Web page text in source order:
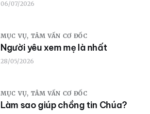
06/07/2026
MỤC VỤ, TÂM VẤN CƠ ĐỐC
Người yêu xem mẹ là nhất
28/05/2026
MỤC VỤ, TÂM VẤN CƠ ĐỐC
Làm sao giúp chồng tin Chúa?